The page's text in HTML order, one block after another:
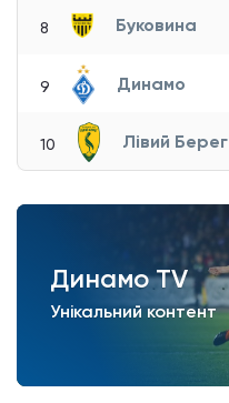
8 Буковина
9 Динамо
10 Лівий Берег
Динамо TV
Унікальний контент